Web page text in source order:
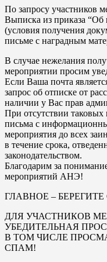
По запросу участников
Выписка из приказа “Об
(условия получения
письме с наградным
В случае нежелания
мероприятии просим
Если Ваша почта
запрос об отписке от
наличии у Вас прав
При отсутствии
письма с
мероприятия до всех
в течение срока,
законодательством.
Благодарим за
мероприятий АНЭ!
ГЛАВНОЕ –
ДЛЯ УЧАСТНИКОВ
УБЕДИТЕЛЬНАЯ
В ТОМ ЧИСЛЕ
СПАМ!